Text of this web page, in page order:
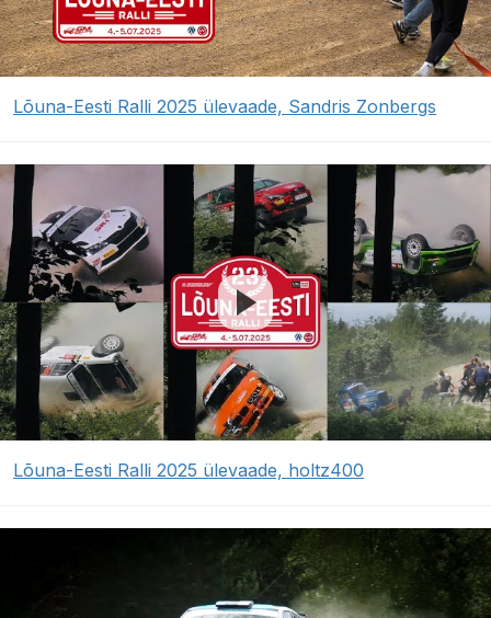
Lõuna-Eesti Ralli 2025 ülevaade, Sandris Zonbergs
Lõuna-Eesti Ralli 2025 ülevaade, holtz400